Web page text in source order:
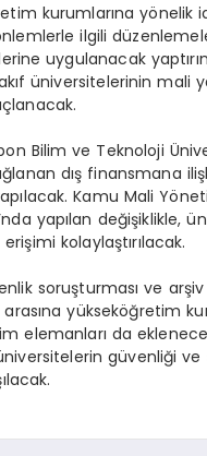
kurumlarına yönelik
ilgili
uygulanacak
üniversitelerinin mali
Bilim ve Teknoloji
dış finansmana
Kamu Mali
yapılan değişiklikle,
kolaylaştırılacak.
soruşturması ve arşiv
arasına yükseköğretim
elemanları da
güvenliği ve